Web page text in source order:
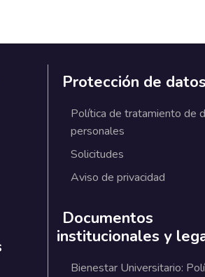
Protección de datos
Política de tratamiento de
personales
Solicitudes
Aviso de privacidad
Documentos
institucionales y
Bienestar Universitario: